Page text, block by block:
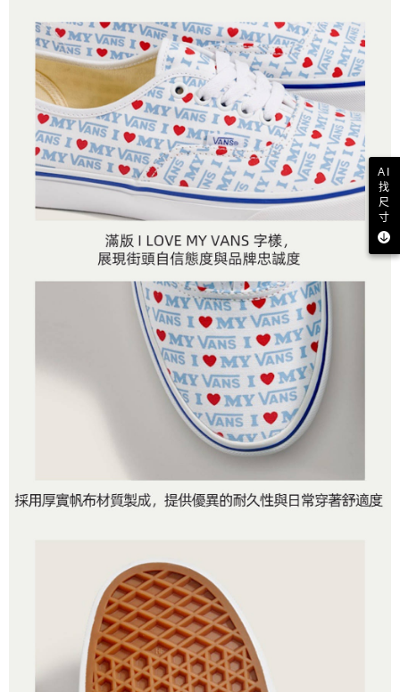
AI
找
尺
寸